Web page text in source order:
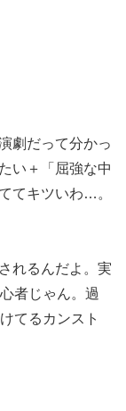
劇だって分かっ
い＋「屈強な中
てキツいわ…。
れるんだよ。実
者じゃん。過
てるカンスト